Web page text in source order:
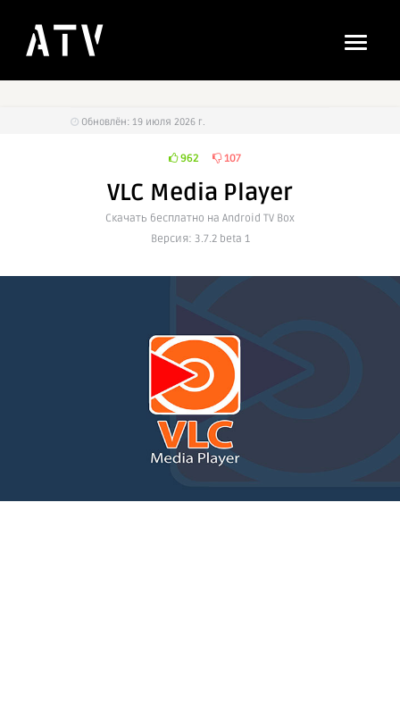
Обновлён: 19 июля 2026 г.
962 107
VLC Media Player
Cкачать бесплатно на Android TV Box
Версия: 3.7.2 beta 1